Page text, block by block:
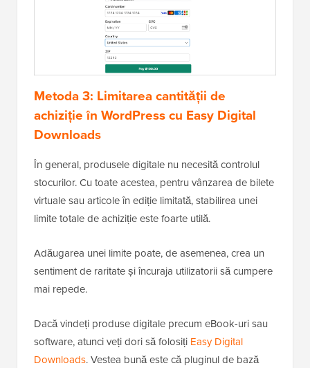
Metoda 3: Limitarea cantității de
achiziție în WordPress cu Easy Digital
Downloads
În general, produsele digitale nu necesită controlul
stocurilor. Cu toate acestea, pentru vânzarea de bilete
virtuale sau articole în ediție limitată, stabilirea unei
limite totale de achiziție este foarte utilă.
Adăugarea unei limite poate, de asemenea, crea un
sentiment de raritate și încuraja utilizatorii să cumpere
mai repede.
Dacă vindeți produse digitale precum eBook-uri sau
software, atunci veți dori să folosiți Easy Digital
Downloads. Vestea bună este că pluginul de bază